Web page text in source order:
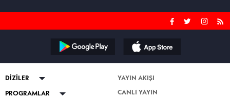
DİZİLER
ABİ
PROGRAMLAR
YAYIN AKIŞI
CANLI YAYIN